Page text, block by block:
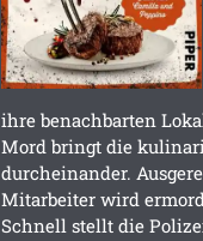
ihre benachbarten
Mord bringt die
durcheinander.
Mitarbeiter wird
Schnell stellt die